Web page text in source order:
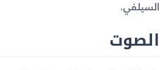
السيلفي.
الصوت